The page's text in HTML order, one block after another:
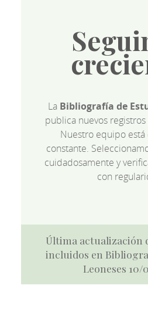
La Bibliografía de
publica nuevos
Nuestro equipo
constante.
cuidadosamente y
con
Última actualización
incluidos en
Leoneses 10/